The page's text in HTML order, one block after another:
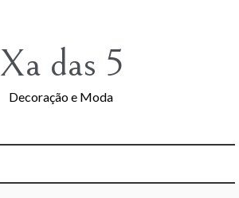
Xa das 5
Decoração e Moda